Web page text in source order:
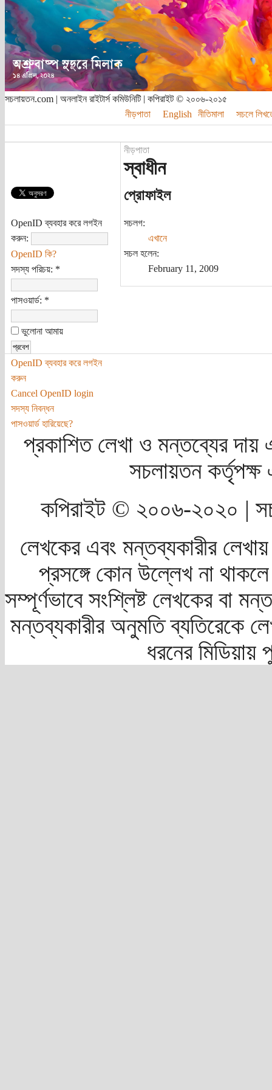
সচলায়তন.com | অনলাইন রাইটার্স কমিউনিটি | কপিরাইট © ২০০৬-২০১৫
নীড়পাতা
English নীতিমালা সচলে
OpenID ব্যবহার করে লগইন
করুন:
OpenID কি?
সদস্য পরিচয়: *
পাসওয়ার্ড: *
ভুলোনা আমায়
OpenID ব্যবহার করে লগইন
করুন
Cancel OpenID login
সদস্য নিবন্ধন
পাসওয়ার্ড হারিয়েছে?
নীড়পাতা
স্বাধীন
প্রোফাইল
সচলগ:
এখানে
সচল হলেন:
February 11, 2009
প্রকাশিত লেখা ও মন্তব্যের দায়
সচলায়তন
কপিরাইট © ২০০৬-২০২০ |
লেখকের এবং মন্তব্যকারীর
প্রসঙ্গে কোন উল্লেখ না
সম্পূর্ণভাবে সংশ্লিষ্ট লেখকের বা
মন্তব্যকারীর অনুমতি ব্যতিরেকে
ধরনের মিডিয়ায়